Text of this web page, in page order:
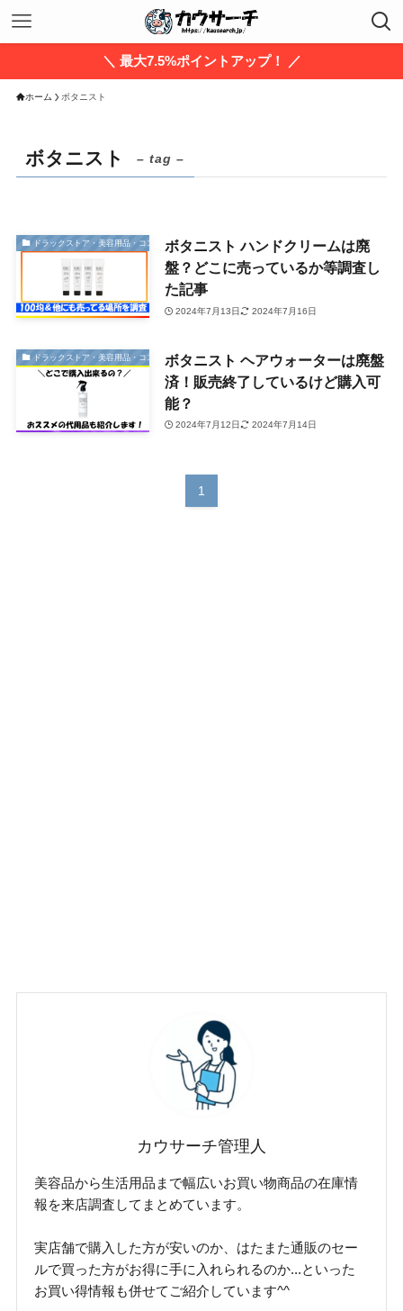
＼ 最大7.5%ポイントアップ！ ／
ホーム ボタニスト
ボタニスト – tag –
ドラックストア・美容用品・コスメ
ボタニスト ハンドクリームは廃
盤？どこに売っているか等調査し
た記事
2024年7月13日 2024年7月16日
ドラックストア・美容用品・コスメ
ボタニスト ヘアウォーターは廃盤
済！販売終了しているけど購入可
能？
2024年7月12日 2024年7月14日
1
カウサーチ管理人
美容品から生活用品まで幅広いお買い物商品の在庫情
報を来店調査してまとめています。
実店舗で購入した方が安いのか、はたまた通販のセー
ルで買った方がお得に手に入れられるのか...といった
お買い得情報も併せてご紹介しています^^